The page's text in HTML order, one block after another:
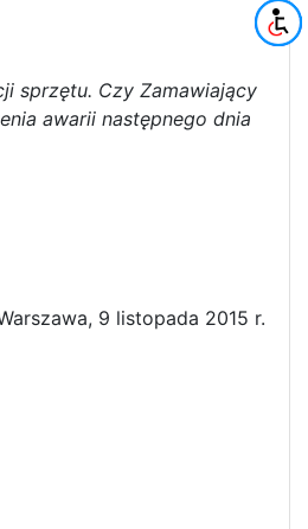
sprzętu. Czy Zamawiający
awarii następnego dnia
9 listopada 2015 r.